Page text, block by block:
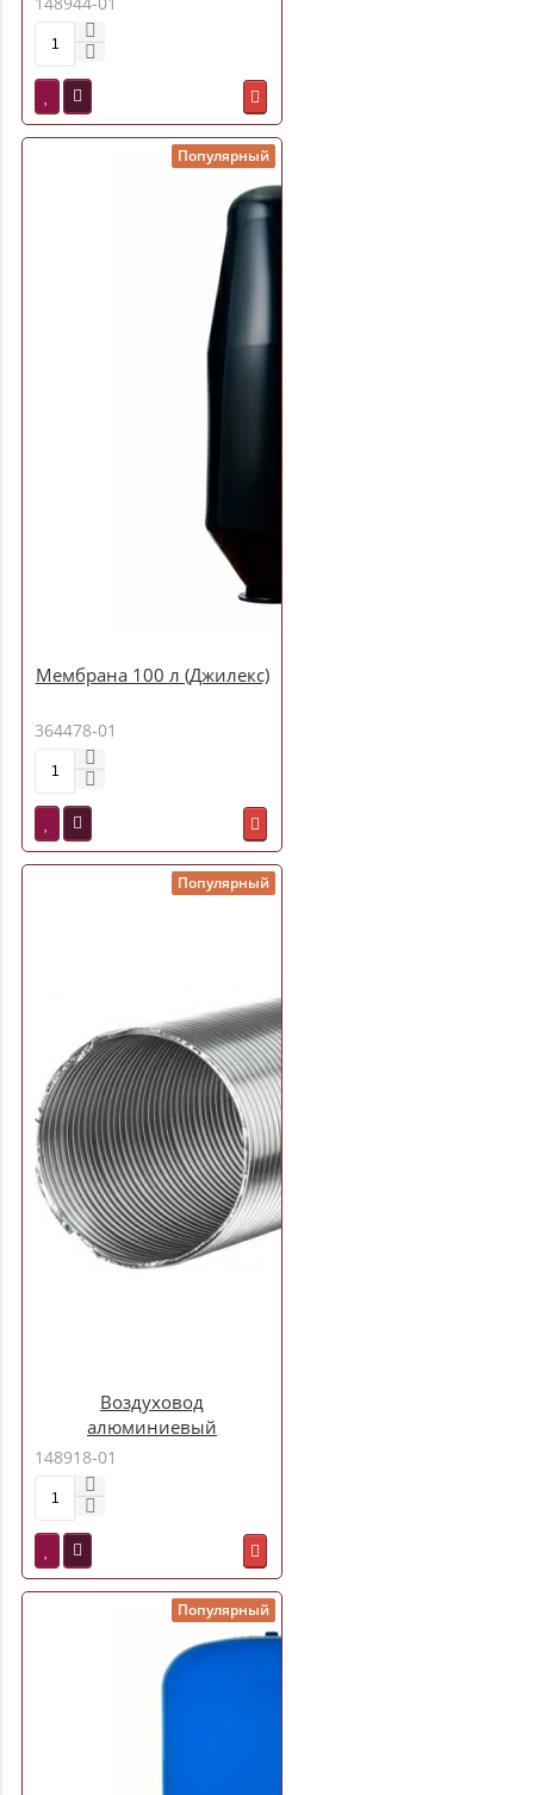
Популярный
Мембрана 100 л (Джилекс)
364478-01
Популярный
Воздуховод
алюминиевый
гофрированный d080 3 м
148918-01
Популярный